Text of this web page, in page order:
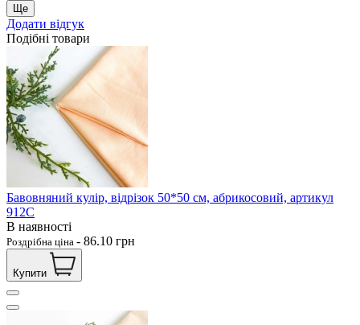
Ще
Додати відгук
Подібні товари
Бавовняний кулір, відрізок 50*50 см, абрикосовий, артикул
912С
В наявності
Роздрібна ціна - 86.10 грн
Купити